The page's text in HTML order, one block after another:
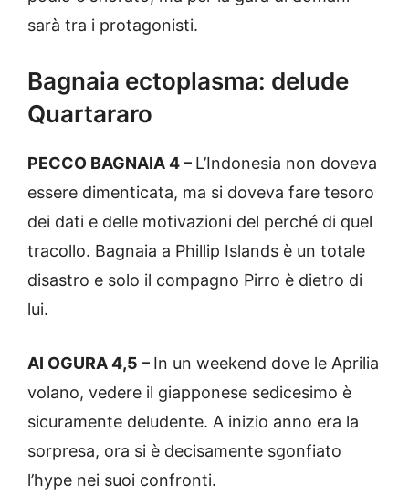
sarà tra i protagonisti.
Bagnaia ectoplasma: delude
Quartararo
PECCO BAGNAIA 4 – L’Indonesia non doveva
essere dimenticata, ma si doveva fare tesoro
dei dati e delle motivazioni del perché di quel
tracollo. Bagnaia a Phillip Islands è un totale
disastro e solo il compagno Pirro è dietro di
lui.
AI OGURA 4,5 – In un weekend dove le Aprilia
volano, vedere il giapponese sedicesimo è
sicuramente deludente. A inizio anno era la
sorpresa, ora si è decisamente sgonfiato
l’hype nei suoi confronti.